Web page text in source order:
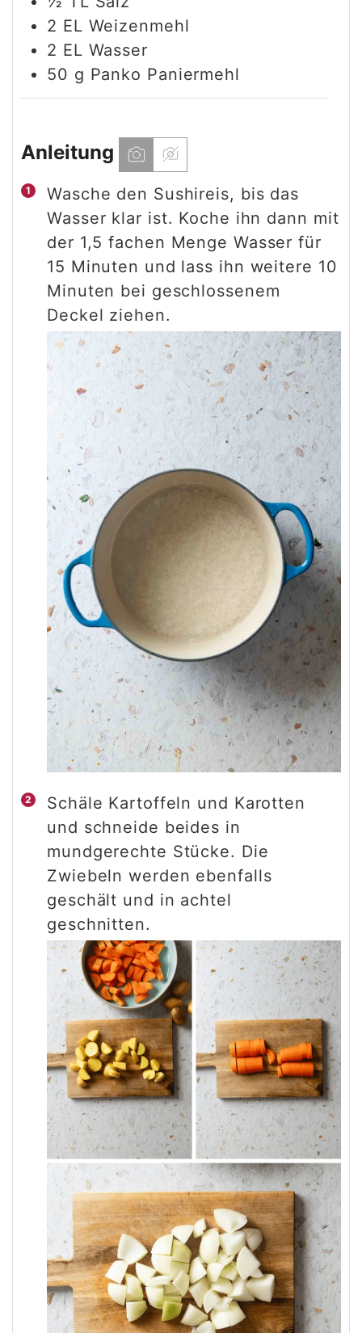
2 EL Weizenmehl
2 EL Wasser
50 g Panko Paniermehl
Anleitung
Wasche den Sushireis, bis das
Wasser klar ist. Koche ihn dann mit
der 1,5 fachen Menge Wasser für
15 Minuten und lass ihn weitere 10
Minuten bei geschlossenem
Deckel ziehen.
Schäle Kartoffeln und Karotten
und schneide beides in
mundgerechte Stücke. Die
Zwiebeln werden ebenfalls
geschält und in achtel
geschnitten.